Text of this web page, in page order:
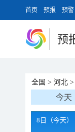
首页 预报 预警
预
全国 > 河北 >
今天
8日（今天）